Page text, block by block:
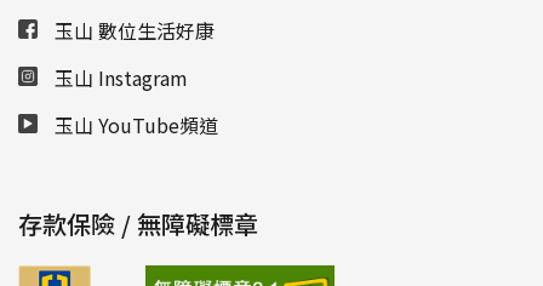
玉山 數位生活好康
玉山 Instagram
玉山 YouTube頻道
存款保險 / 無障礙標章